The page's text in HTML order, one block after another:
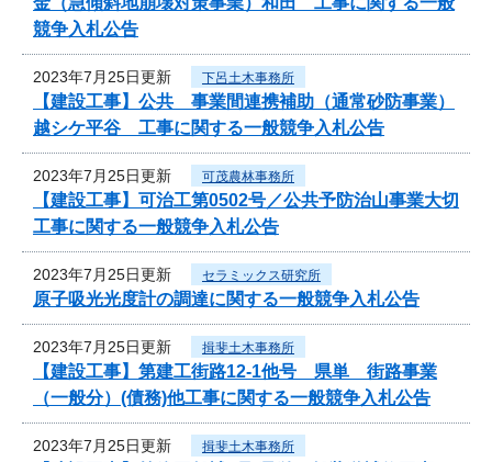
競争入札公告
2023年7月25日更新 下呂土木事務所
【建設工事】公共 事業間連携補助（通常砂防事業）
越シケ平谷 工事に関する一般競争入札公告
2023年7月25日更新 可茂農林事務所
【建設工事】可治工第0502号／公共予防治山事業大切
工事に関する一般競争入札公告
2023年7月25日更新 セラミックス研究所
原子吸光光度計の調達に関する一般競争入札公告
2023年7月25日更新 揖斐土木事務所
【建設工事】第建工街路12-1他号 県単 街路事業
（一般分）(債務)他工事に関する一般競争入札公告
2023年7月25日更新 揖斐土木事務所